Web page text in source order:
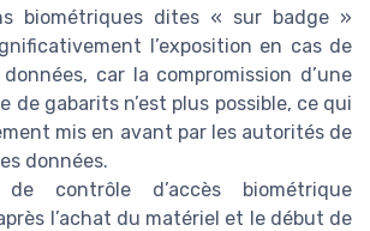
biométriques dites « sur badge »
l’exposition en cas de
car la compromission d’une
de gabarits n’est plus possible, ce qui
mis en avant par les autorités de
données.
contrôle d’accès biométrique
l’achat du matériel et le début de